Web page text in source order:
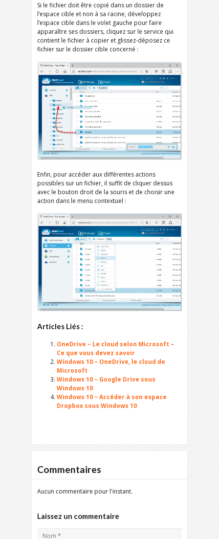
Si le fichier doit être copié dans un dossier de
l’espace cible et non à sa racine, développez
l’espace cible dans le volet gauche pour faire
apparaître ses dossiers, cliquez sur le service qui
contient le fichier à copier et glissez-déposez ce
fichier sur le dossier cible concerné :
Enfin, pour accéder aux différentes actions
possibles sur un fichier, il suffit de cliquer dessus
avec le bouton droit de la souris et de choisir une
action dans le menu contextuel :
Articles Liés :
OneDrive – Le cloud selon Microsoft –
Ce que vous devez savoir
Windows 10 – OneDrive, le cloud de
Microsoft
Windows 10 – Google Drive sous
Windows 10
Windows 10 – Accéder à son espace
Dropbox sous Windows 10
Commentaires
Aucun commentaire pour l'instant.
Laissez un commentaire